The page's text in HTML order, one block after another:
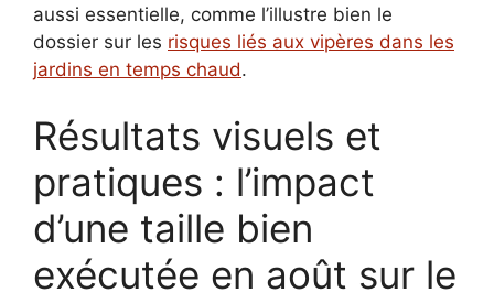
aussi essentielle, comme l’illustre bien le
dossier sur les risques liés aux vipères dans les
jardins en temps chaud.
Résultats visuels et
pratiques : l’impact
d’une taille bien
exécutée en août sur le